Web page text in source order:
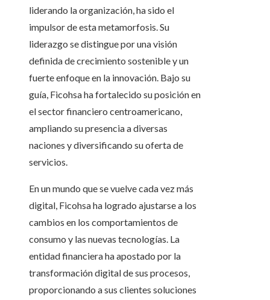
liderando la organización, ha sido el
impulsor de esta metamorfosis. Su
liderazgo se distingue por una visión
definida de crecimiento sostenible y un
fuerte enfoque en la innovación. Bajo su
guía, Ficohsa ha fortalecido su posición en
el sector financiero centroamericano,
ampliando su presencia a diversas
naciones y diversificando su oferta de
servicios.
En un mundo que se vuelve cada vez más
digital, Ficohsa ha logrado ajustarse a los
cambios en los comportamientos de
consumo y las nuevas tecnologías. La
entidad financiera ha apostado por la
transformación digital de sus procesos,
proporcionando a sus clientes soluciones